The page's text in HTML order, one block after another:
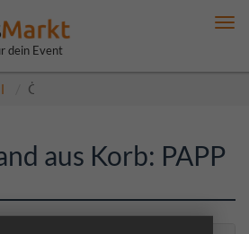
dein Event
Öffentlich
aus Korb: PAPP